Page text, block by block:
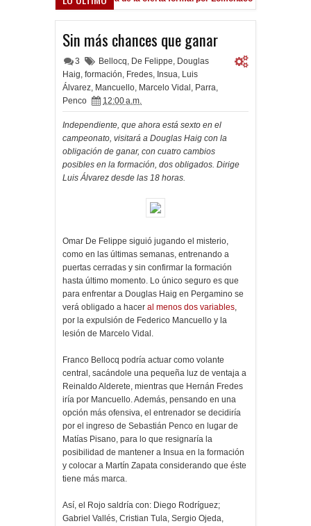
Sin más chances que ganar
3 Bellocq, De Felippe, Douglas
Haig, formación, Fredes, Insua, Luis
Álvarez, Mancuello, Marcelo Vidal , Parra,
Penco
12:00 a.m.
Independiente, que ahora está sexto en el
campeonato, visitará a Douglas Haig con la
obligación de ganar, con cuatro cambios
posibles en la formación, dos obligados. Dirige
Luis Álvarez desde las 18 horas.
Omar De Felippe siguió jugando el misterio,
como en las últimas semanas, entrenando a
puertas cerradas y sin confirmar la formación
hasta último momento. Lo único seguro es que
para enfrentar a Douglas Haig en Pergamino se
verá obligado a hacer al menos dos variables,
por la expulsión de Federico Mancuello y la
lesión de Marcelo Vidal.
Franco Bellocq podría actuar como volante
central, sacándole una pequeña luz de ventaja a
Reinaldo Alderete, mientras que Hernán Fredes
iría por Mancuello. Además, pensando en una
opción más ofensiva, el entrenador se decidiría
por el ingreso de Sebastián Penco en lugar de
Matías Pisano, para lo que resignaría la
posibilidad de mantener a Insua en la formación
y colocar a Martín Zapata considerando que éste
tiene más marca.
Así, el Rojo saldría con: Diego Rodríguez;
Gabriel Vallés, Cristian Tula, Sergio Ojeda,